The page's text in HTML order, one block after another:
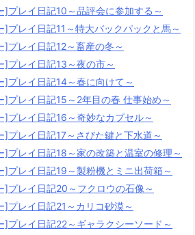
]プレイ日記10～品評会に参加する～
]プレイ日記11～特大バックパックと馬～
]プレイ日記12～畜産の冬～
]プレイ日記13～夜の市～
]プレイ日記14～春に向けて～
]プレイ日記15～2年目の春 仕事始め～
]プレイ日記16～奇妙なカプセル～
]プレイ日記17～さびた鍵と下水道～
]プレイ日記18～家の改築と温室の修理～
]プレイ日記19～製粉機とミニ出荷箱～
]プレイ日記20～フクロウの石像～
]プレイ日記21～カリコ砂漠～
]プレイ日記22～ギャラクシーソード～